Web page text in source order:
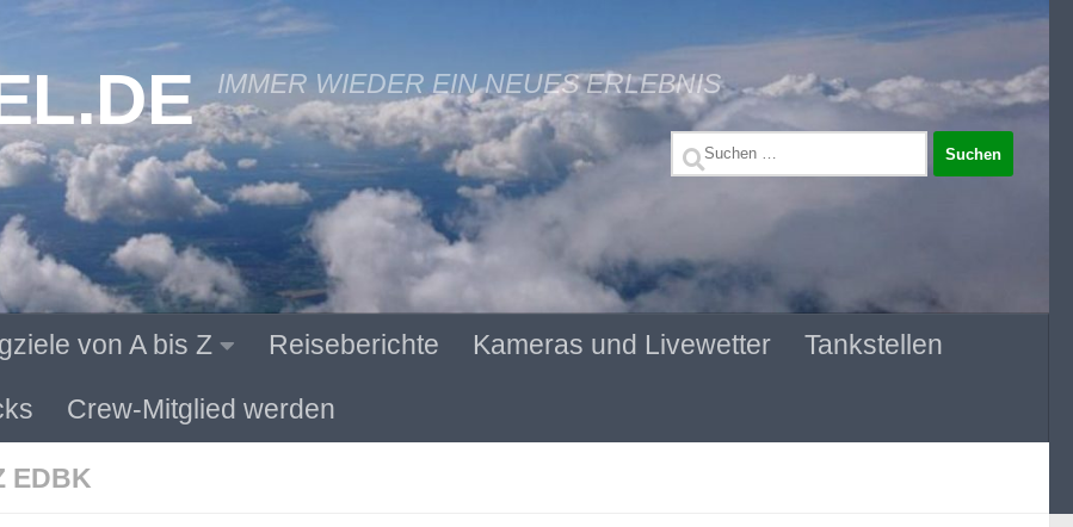
IMMER WIEDER EIN NEUES ERLEBNIS
Suchen
von A bis Z Reiseberichte Kameras und Livewetter Tankstellen
Crew-Mitglied werden
EDBK